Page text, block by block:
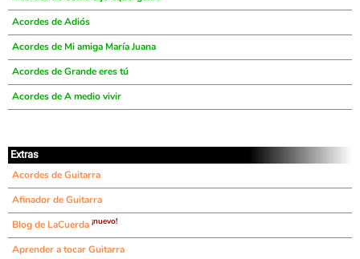
Acordes de Adiós
Acordes de Mi amiga María Juana
Acordes de Grande eres tú
Acordes de A medio vivir
Extras
Acordes de Guitarra
Afinador de Guitarra
Blog de LaCuerda ¡nuevo!
Aprender a tocar Guitarra